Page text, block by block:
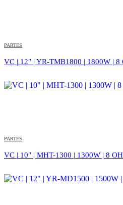
PARTES
VC | 12″ | YR-TMB1800 | 1800W |
PARTES
VC | 10″ | MHT-1300 | 1300W | 8